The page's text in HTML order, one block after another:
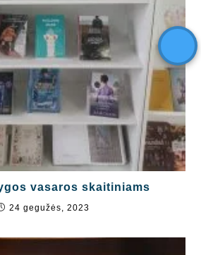
vasaros skaitiniams
24 gegužės, 2023